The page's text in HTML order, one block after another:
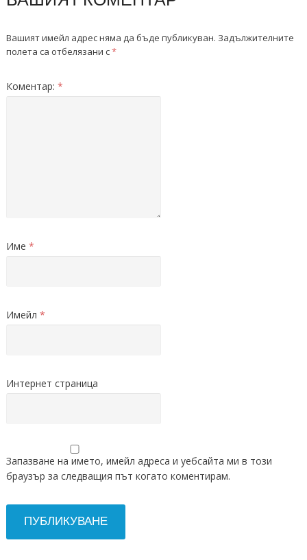
Вашият имейл адрес няма да бъде публикуван. Задължителните
полета са отбелязани с*
Коментар: *
Име *
Имейл *
Интернет страница
Запазване на името, имейл адреса и уебсайта ми в този
браузър за следващия път когато коментирам.